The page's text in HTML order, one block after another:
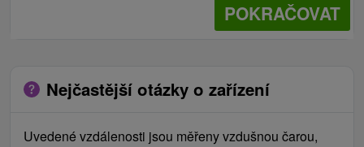
POKRAČOVAT
Nejčastější otázky o zařízení
Uvedené vzdálenosti jsou měřeny vzdušnou čarou,